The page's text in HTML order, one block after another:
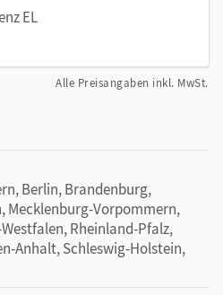
EL
Alle Preisangaben inkl. MwSt.
Berlin, Brandenburg,
Mecklenburg-Vorpommern,
Rheinland-Pfalz,
Anhalt, Schleswig-Holstein,